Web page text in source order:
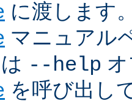
に渡します
マニュアル
--help
を呼び出し